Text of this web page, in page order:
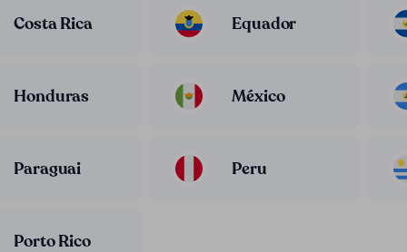
Costa Rica Equador
Honduras México
Paraguai Peru
Porto Rico